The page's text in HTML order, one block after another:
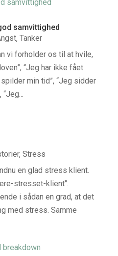
samvittighed
, Tanker
vi forholder os til at hvile,
“Jeg har ikke fået
min tid”, “Jeg sidder
, Stress
en glad stress klient.
stresset-klient".
i sådan en grad, at det
med stress. Samme